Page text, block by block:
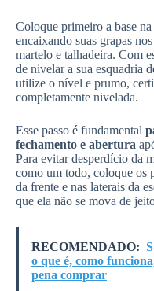
Coloque primeiro a base
encaixando suas grapas
martelo e talhadeira. Com
de nivelar a sua esquadria
utilize o nível e prumo,
completamente nivelada.
Esse passo é fundamental
fechamento e abertura
Para evitar desperdício da
como um todo, coloque os
da frente e nas laterais da
que ela não se mova de
RECOMENDADO:
o que é, como
pena comprar